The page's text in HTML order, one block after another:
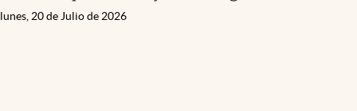
lunes, 20 de Julio de 2026